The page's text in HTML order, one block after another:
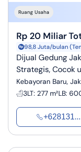
Ruang Usaha
Rp 20 Miliar
98,8 Juta/bulan
Dijual Gedung
Strategis, Cocok
Kebayoran Baru,
3LT: 277 m²LB:
+628131...